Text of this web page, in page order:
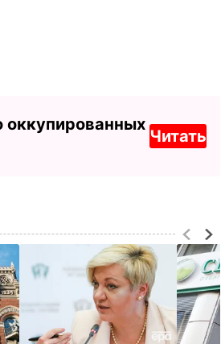
оккупированных
Читать